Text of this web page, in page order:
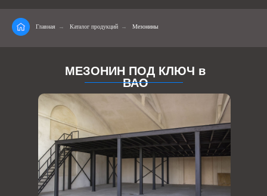
Главная → Каталог продукций → Мезонины
МЕЗОНИН ПОД КЛЮЧ в
ВАО